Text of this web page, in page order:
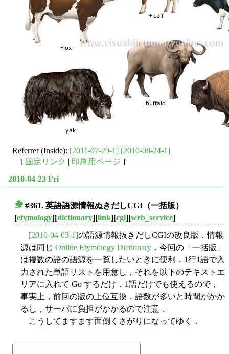
Referrer (Inside): [2011-07-29-1] [2010-08-24-1]
[ 固定リンク | 印刷用ページ ]
2010-04-23 Fri
#361. 英語語源情報ぬきだしCGI（一括版）
[etymology][dictionary][link][cgi][web_service]
[2010-04-03-1]の語源情報抜きだしCGIの改良版．情報
源は同じ Online Etymology Dictionary ．今回の「一括版」
は複数の語の語源を一覧したいときに便利．1行1語で入
力された単語リストを用意し，それを以下のテキストエ
リアに入れて Go するだけ．1語だけでも使えるので，
事実上，前回の版の上位互換．語数が多いと時間がかか
るし，サーバに負担がかかるので注意．
こうしてますます面倒くさがりになってゆく．